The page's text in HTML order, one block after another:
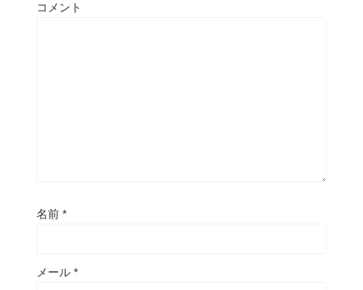
コメント
名前 *
メール *